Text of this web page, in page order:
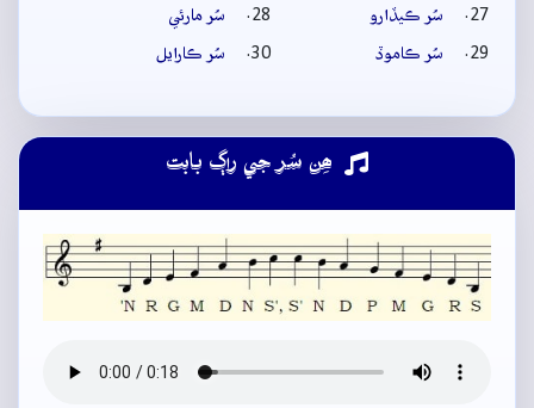
سُر ڪيڏارو
سُر مارئي
سُر ڪاموڏ
سُر ڪارايل
ھِن سُر جي راڳ بابت